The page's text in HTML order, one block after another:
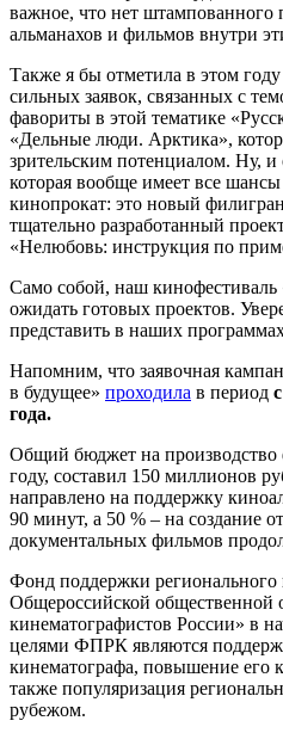
важное, что нет штампованного
альманахов и фильмов внутри
Также я бы отметила в этом
сильных заявок, связанных с
фавориты в этой тематике
«Дельные люди. Арктика»,
зрительским потенциалом. Ну, и
которая вообще имеет все
кинопрокат: это новый
тщательно разработанный
«Нелюбовь: инструкция по
Само собой, наш кинофестиваль
ожидать готовых проектов.
представить в наших
Напомним, что заявочная
в будущее» проходила в период
года.
Общий бюджет на
году, составил 150 миллионов
направлено на поддержку
90 минут, а 50 % – на создание
документальных фильмов
Фонд поддержки регионального
Общероссийской общественной
кинематографистов России» в
целями ФПРК являются
кинематографа, повышение его
также популяризация
рубежом.